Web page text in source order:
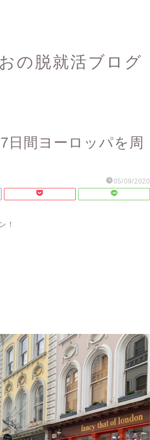
の脱就活ブログ
日間ヨーロッパを周
05/09/2020
！